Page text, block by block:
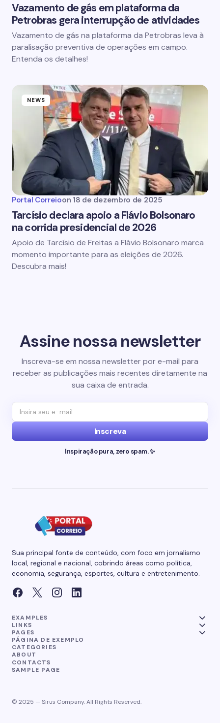
Vazamento de gás em plataforma da
Petrobras gera interrupção de atividades
Vazamento de gás na plataforma da Petrobras leva à
paralisação preventiva de operações em campo.
Entenda os detalhes!
NEWS
Portal Correioon 18 de dezembro de 2025
Tarcísio declara apoio a Flávio Bolsonaro
na corrida presidencial de 2026
Apoio de Tarcísio de Freitas a Flávio Bolsonaro marca
momento importante para as eleições de 2026.
Descubra mais!
Assine nossa newsletter
Inscreva-se em nossa newsletter por e-mail para
receber as publicações mais recentes diretamente na
sua caixa de entrada.
Inscreva
Inspiração pura, zero spam. ✨
Sua principal fonte de conteúdo, com foco em jornalismo
local, regional e nacional, cobrindo áreas como política,
economia, segurança, esportes, cultura e entretenimento.
EXAMPLES
LINKS
PAGES
PÁGINA DE EXEMPLO
CATEGORIES
ABOUT
CONTACTS
SAMPLE PAGE
© 2025 — Sirus Company. All Rights Reserved.